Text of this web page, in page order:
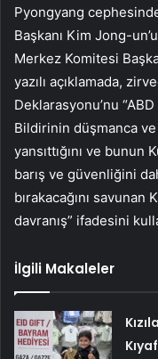
Pyongyang
Başkanı Kim Jong-
Merkez Komitesi
yazılı açıklamada,
Deklarasyonu’nu
Bildirinin düşmanca
yansıttığını ve bunun
barış ve güvenliğini
bırakacağını
davranış” ifadesini
İlgili Makaleler